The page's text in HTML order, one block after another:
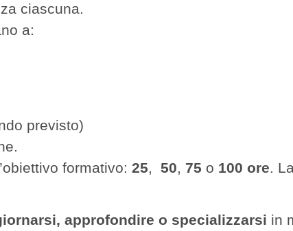
ciascuna.
a:
previsto)
formativo: 25, 50, 75 o 100 ore.
approfondire o specializzarsi in